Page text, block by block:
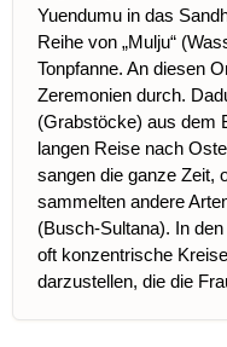
Yuendumu in das
Reihe von „Mulju“
Tonpfanne. An diesen
Zeremonien durch.
(Grabstöcke) aus dem
langen Reise nach
sangen die ganze Zeit,
sammelten andere
(Busch-Sultana). In
oft konzentrische
darzustellen, die die